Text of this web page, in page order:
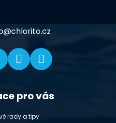
@chlorito.cz
pro vás
rady a tipy